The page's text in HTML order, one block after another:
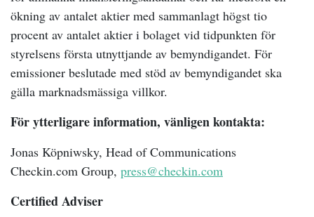
ökning av antalet aktier med sammanlagt högst tio
procent av antalet aktier i bolaget vid tidpunkten för
styrelsens första utnyttjande av bemyndigandet. För
emissioner beslutade med stöd av bemyndigandet ska
gälla marknadsmässiga villkor.
För ytterligare information, vänligen kontakta:
Jonas Köpniwsky, Head of Communications
Checkin.com Group, press@checkin.com
Certified Adviser